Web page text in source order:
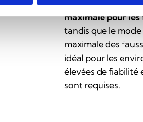
sécurité. Lemode
maximale pour
tandis que le
maximale des
idéal pour les
élevées de
sont requises.